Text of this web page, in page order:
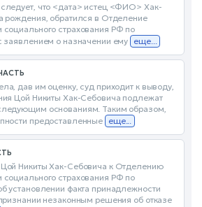
что <дата> истец <ФИО> Хак-
рождения, обратился в Отделение
страхования РФ по
заявлением о назначении ему еще...
дав им оценку, суд приходит к выводу,
Цой Никиты Хак-Себовича подлежат
основаниям. Таким образом,
предоставленные еще...
Никиты Хак-Себовича к Отделению
страхования РФ по
установлении факта принадлежности
незаконным решения об отказе